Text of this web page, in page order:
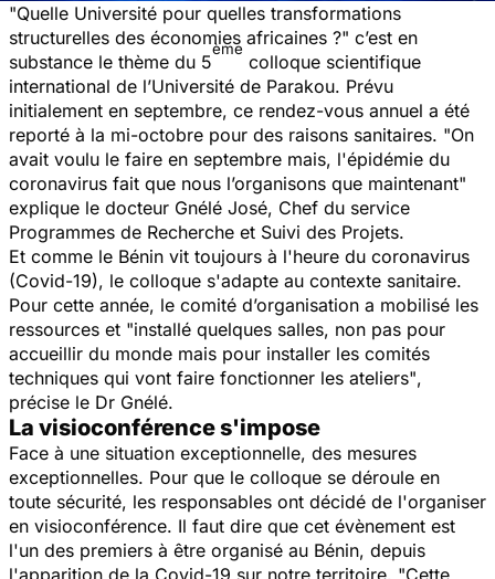
"Quelle Université pour quelles transformations
structurelles des économies africaines ?" c’est en
substance le thème du 5
ème
colloque scientifique
international de l’Université de Parakou. Prévu
initialement en septembre, ce rendez-vous annuel a été
reporté à la mi-octobre pour des raisons sanitaires. "On
avait voulu le faire en septembre mais, l'épidémie du
coronavirus fait que nous l’organisons que maintenant"
explique le docteur Gnélé José, Chef du service
Programmes de Recherche et Suivi des Projets.
Et comme le Bénin vit toujours à l'heure du coronavirus
(Covid-19), le colloque s'adapte au contexte sanitaire.
Pour cette année, le comité d’organisation a mobilisé les
ressources et "installé quelques salles, non pas pour
accueillir du monde mais pour installer les comités
techniques qui vont faire fonctionner les ateliers",
précise le Dr Gnélé.
La visioconférence s'impose
Face à une situation exceptionnelle, des mesures
exceptionnelles. Pour que le colloque se déroule en
toute sécurité, les responsables ont décidé de l'organiser
en visioconférence. Il faut dire que cet évènement est
l'un des premiers à être organisé au Bénin, depuis
l'apparition de la Covid-19 sur notre territoire. "Cette